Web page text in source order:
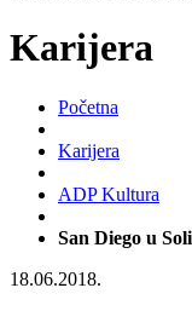
Karijera
Početna
Karijera
ADP Kultura
San Diego u
18.06.2018.